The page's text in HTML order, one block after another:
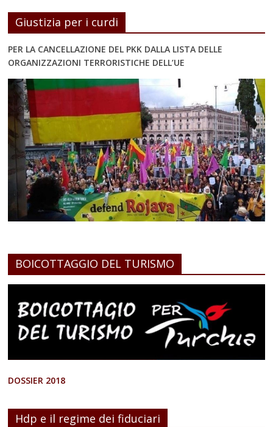
Giustizia per i curdi
PER LA CANCELLAZIONE DEL PKK DALLA LISTA DELLE
ORGANIZZAZIONI TERRORISTICHE DELL’UE
BOICOTTAGGIO DEL TURISMO
DOSSIER 2018
Hdp e il regime dei fiduciari